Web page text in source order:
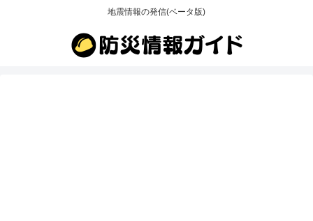
地震情報の発信(ベータ版)